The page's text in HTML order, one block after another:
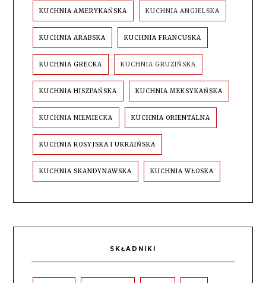
KUCHNIA AMERYKAŃSKA KUCHNIA ANGIELSKA
KUCHNIA ARABSKA KUCHNIA FRANCUSKA
KUCHNIA GRECKA KUCHNIA GRUZIŃSKA
KUCHNIA HISZPAŃSKA KUCHNIA MEKSYKAŃSKA
KUCHNIA NIEMIECKA KUCHNIA ORIENTALNA
KUCHNIA ROSYJSKA I UKRAIŃSKA
KUCHNIA SKANDYNAWSKA KUCHNIA WŁOSKA
SKŁADNIKI